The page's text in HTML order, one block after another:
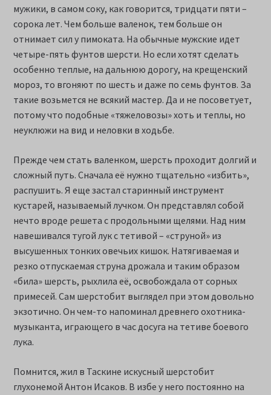
мужики, в самом соку, как говорится, тридцати пяти –
сорока лет. Чем больше валенок, тем больше он
отнимает сил у пимоката. На обычные мужские идет
четыре-пять фунтов шерсти. Но если хотят сделать
особенно теплые, на дальнюю дорогу, на крещенский
мороз, то вгоняют по шесть и даже по семь фунтов. За
такие возьмется не всякий мастер. Да и не посоветует,
потому что подобные «тяжеловозы» хоть и теплы, но
неуклюжи на вид и неловки в ходьбе.
Прежде чем стать валенком, шерсть проходит долгий и
сложный путь. Сначала её нужно тщательно «избить»,
распушить. Я еще застал старинный инструмент
кустарей, называемый лучком. Он представлял собой
нечто вроде решета с продольными щелями. Над ним
навешивался тугой лук с тетивой – «струной» из
высушенных тонких овечьих кишок. Натягиваемая и
резко отпускаемая струна дрожала и таким образом
«била» шерсть, рыхлила её, освобождала от сорных
примесей. Сам шерстобит выглядел при этом довольно
экзотично. Он чем-то напоминал древнего охотника-
музыканта, играющего в час досуга на тетиве боевого
лука.
Помнится, жил в Таскине искусный шерстобит
глухонемой Антон Исаков. В избе у него постоянно на